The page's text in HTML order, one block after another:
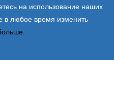
на использование наших
в любое время изменить